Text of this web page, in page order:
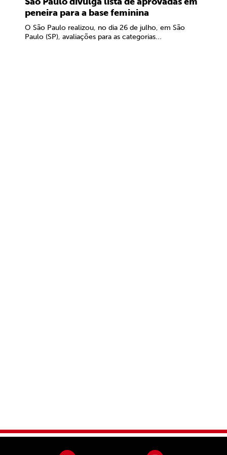
peneira para a base feminina
O São Paulo realizou, no dia 26 de julho, em São
Paulo (SP), avaliações para as categorias...